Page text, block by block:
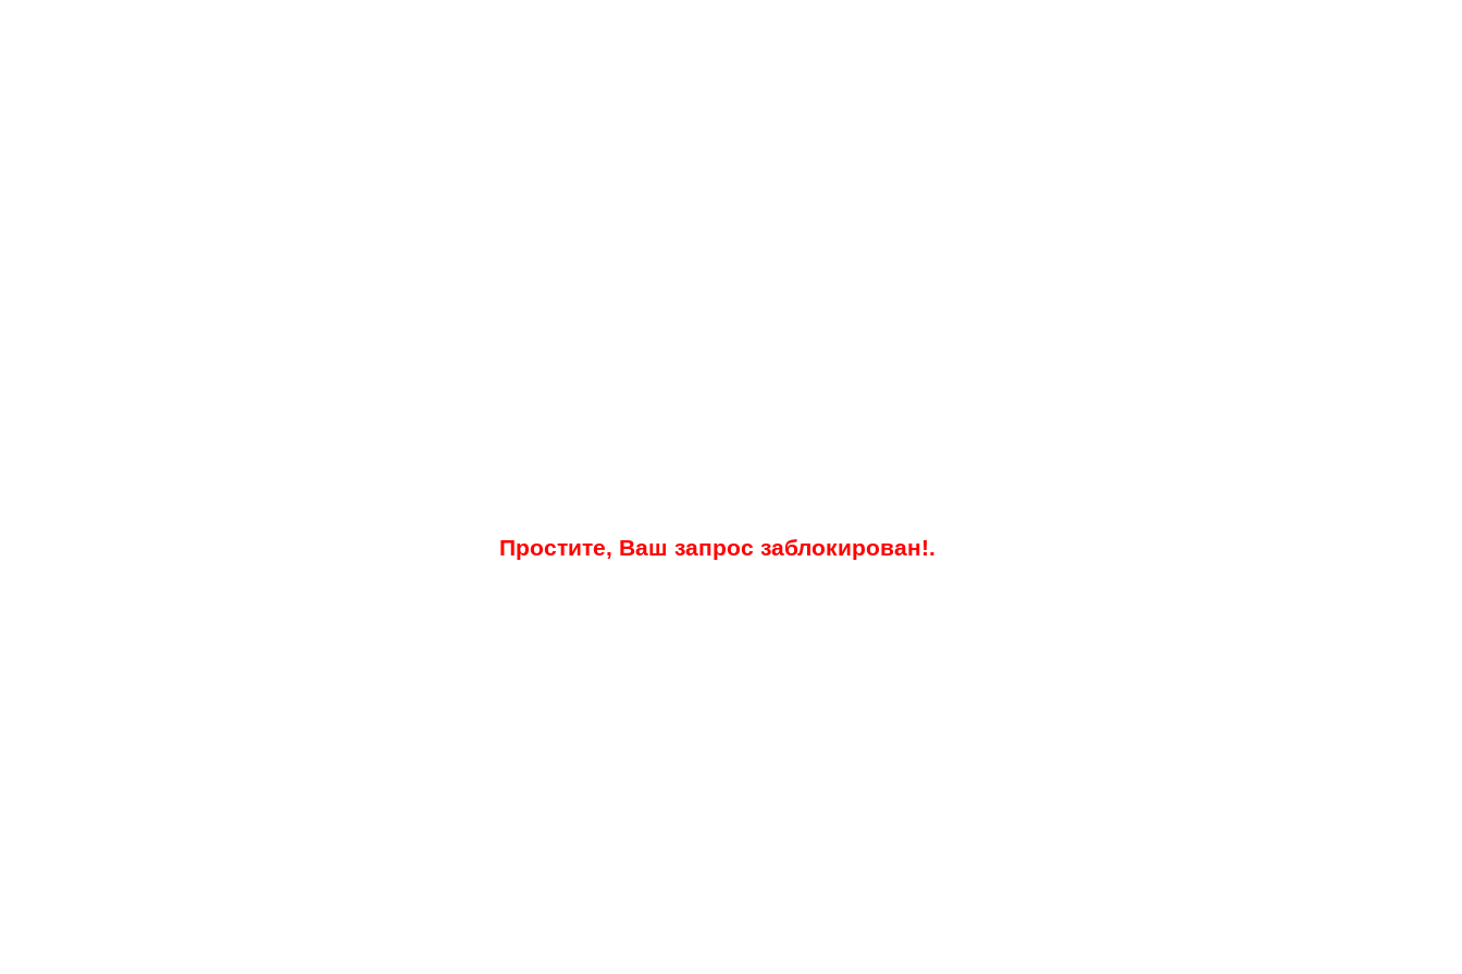
Простите, Ваш запрос заблокирован!.